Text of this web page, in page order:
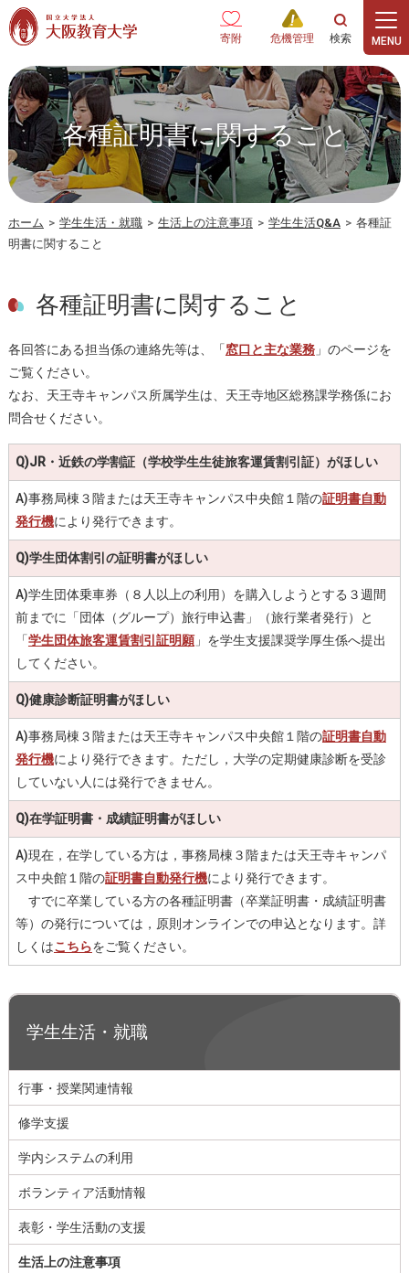
本文へ
寄附 危機管理
各種証明書に関すること
ホーム > 学生生活・就職 > 生活上の注意事項 > 学生生活Q&A > 各種証
明書に関すること
各種証明書に関すること
各回答にある担当係の連絡先等は、「窓口と主な業務」のページを
ご覧ください。
なお、天王寺キャンパス所属学生は、天王寺地区総務課学務係にお
問合せください。
Q)JR・近鉄の学割証（学校学生生徒旅客運賃割引証）がほしい
A)事務局棟３階または天王寺キャンパス中央館１階の証明書自動
発行機により発行できます。
Q)学生団体割引の証明書がほしい
A)学生団体乗車券（８人以上の利用）を購入しようとする３週間
前までに「団体（グループ）旅行申込書」（旅行業者発行）と
「学生団体旅客運賃割引証明願」を学生支援課奨学厚生係へ提出
してください。
Q)健康診断証明書がほしい
A)事務局棟３階または天王寺キャンパス中央館１階の証明書自動
発行機により発行できます。ただし，大学の定期健康診断を受診
していない人には発行できません。
Q)在学証明書・成績証明書がほしい
A)現在，在学している方は，事務局棟３階または天王寺キャンパ
ス中央館１階の証明書自動発行機により発行できます。
すでに卒業している方の各種証明書（卒業証明書・成績証明書
等）の発行については，原則オンラインでの申込となります。詳
しくはこちらをご覧ください。
学生生活・就職
行事・授業関連情報
修学支援
学内システムの利用
ボランティア活動情報
表彰・学生活動の支援
生活上の注意事項